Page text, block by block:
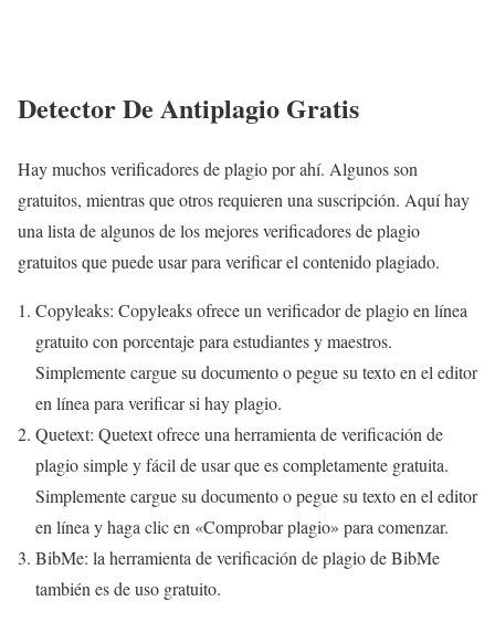
Detector De Antiplagio Gratis
Hay muchos verificadores de plagio por ahí. Algunos son
gratuitos, mientras que otros requieren una suscripción. Aquí hay
una lista de algunos de los mejores verificadores de plagio
gratuitos que puede usar para verificar el contenido plagiado.
Copyleaks: Copyleaks ofrece un verificador de plagio en línea
gratuito con porcentaje para estudiantes y maestros.
Simplemente cargue su documento o pegue su texto en el editor
en línea para verificar si hay plagio.
Quetext: Quetext ofrece una herramienta de verificación de
plagio simple y fácil de usar que es completamente gratuita.
Simplemente cargue su documento o pegue su texto en el editor
en línea y haga clic en «Comprobar plagio» para comenzar.
BibMe: la herramienta de verificación de plagio de BibMe
también es de uso gratuito.